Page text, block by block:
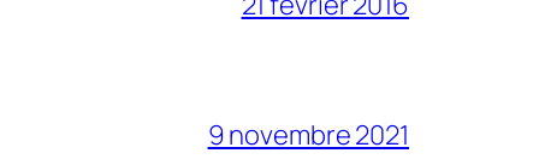
9 novembre 2021